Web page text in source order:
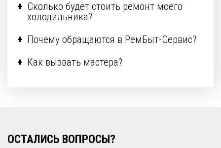
Сколько будет стоить ремонт моего
холодильника?
Почему обращаются в РемБыт-Сервис?
Как вызвать мастера?
ОСТАЛИСЬ ВОПРОСЫ?